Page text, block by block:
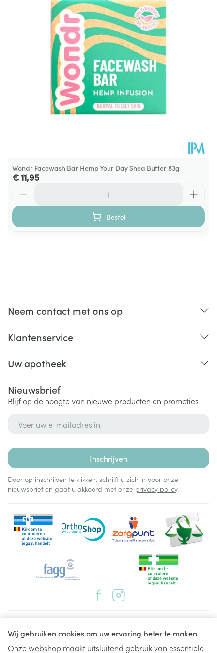
Wij gebruiken cookies om uw ervaring beter te maken.
Onze webshop maakt uitsluitend gebruik van essentiële
38 mm
Hoeveelheid
Verpakking
150
Kamertemperatuur (15°C - 25°C)
Wondr Facewash Bar Hemp Your Day Shea Butter 83g
€ 11,95
Bestel
Neem contact met ons op
Klantenservice
Uw apotheek
Nieuwsbrief
Blijf op de hoogte van nieuwe producten en promoties
Inschrijven
Door op inschrijven te klikken, schrijft u zich in voor onze
nieuwsbrief en gaat u akkoord met onze privacy policy.
Juridische links